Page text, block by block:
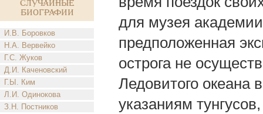
Случайные
биографии
И.В. Боровков
Н.А. Вервейко
Г.С. Жуков
Д.И. Каченовский
Г.Ы. Ким
Л.И. Одинокова
З.Н. Постников
для музея
предположенная
острога не
Ледовитого океана
указаниям